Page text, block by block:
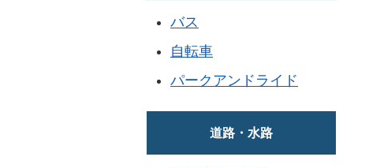
バス
自転車
パークアンドライド
道路・水路